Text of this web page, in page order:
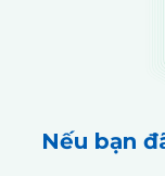
Nếu bạn